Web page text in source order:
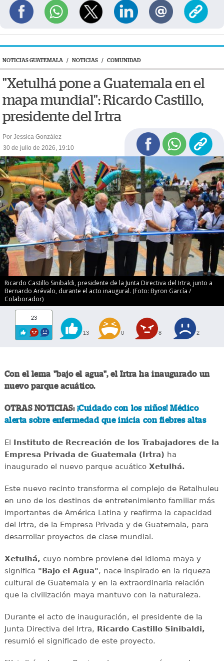
NOTICIAS GUATEMALA / NOTICIAS / COMUNIDAD
"Xetulhá pone a Guatemala en el
mapa mundial": Ricardo Castillo,
presidente del Irtra
Por Jessica González
30 de julio de 2026, 19:10
Ricardo Castillo Sinibaldi, presidente de la Junta Directiva del Irtra, junto a
Bernardo Arévalo, durante el acto inaugural. (Foto: Byron García /
Colaborador)
23
13 0 8 2
Con el lema "bajo el agua", el Irtra ha inaugurado un
nuevo parque acuático.
OTRAS NOTICIAS: ¡Cuidado con los niños! Médico
alerta sobre enfermedad que inicia con fiebres altas
El Instituto de Recreación de los Trabajadores de la
Empresa Privada de Guatemala (Irtra) ha
inaugurado el nuevo parque acuático Xetulhá.
Este nuevo recinto transforma el complejo de Retalhuleu
en uno de los destinos de entretenimiento familiar más
importantes de América Latina y reafirma la capacidad
del Irtra, de la Empresa Privada y de Guatemala, para
desarrollar proyectos de clase mundial.
Xetulhá, cuyo nombre proviene del idioma maya y
significa "Bajo el Agua", nace inspirado en la riqueza
cultural de Guatemala y en la extraordinaria relación
que la civilización maya mantuvo con la naturaleza.
Durante el acto de inauguración, el presidente de la
Junta Directiva del Irtra, Ricardo Castillo Sinibaldi,
resumió el significado de este proyecto.